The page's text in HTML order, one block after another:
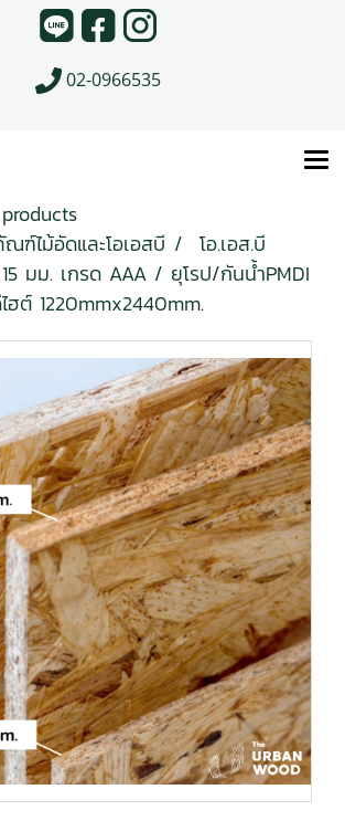
02-0966535
ฑ์ไม้อัดและโอเอสบี
โอ.เอส.บี
15 มม. เกรด AAA / ยุโรป/กันน้ำPMDI
ฮต์ 1220mmx2440mm.